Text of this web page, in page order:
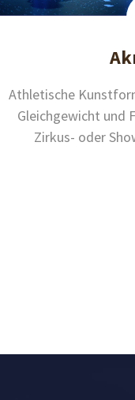
Athletische
Gleichgewicht und
Zirkus- oder